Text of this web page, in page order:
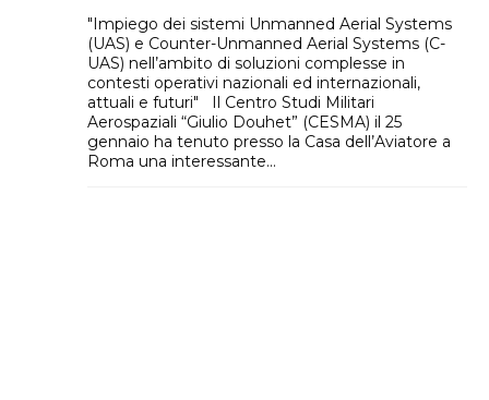
"Impiego dei sistemi Unmanned Aerial Systems
(UAS) e Counter-Unmanned Aerial Systems (C-
UAS) nell’ambito di soluzioni complesse in
contesti operativi nazionali ed internazionali,
attuali e futuri" Il Centro Studi Militari
Aerospaziali “Giulio Douhet” (CESMA) il 25
gennaio ha tenuto presso la Casa dell’Aviatore a
Roma una interessante...